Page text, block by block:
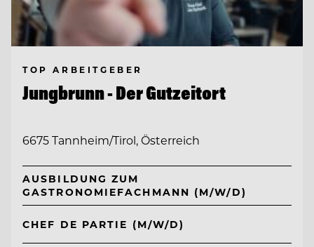
TOP ARBEITGEBER
Jungbrunn - Der Gutzeitort
6675 Tannheim/Tirol, Österreich
AUSBILDUNG ZUM
GASTRONOMIEFACHMANN (M/W/D)
CHEF DE PARTIE (M/W/D)